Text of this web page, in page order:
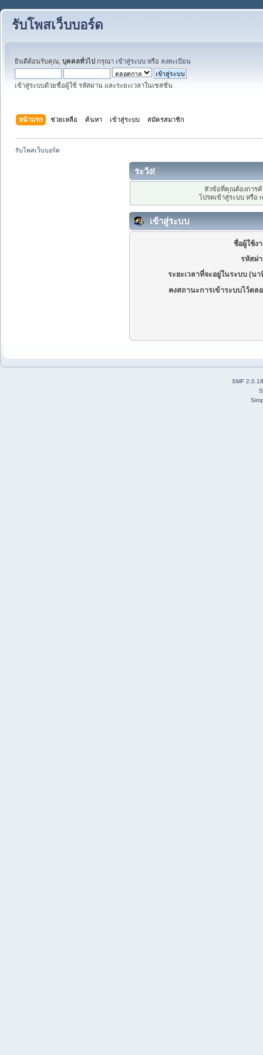
รับโพสเว็บบอร์ด
ยินดีต้อนรับคุณ, บุคคลทั่วไป กรุณา เข้าสู่ระบบ หรือ ลงทะเบียน
เข้าสู่ระบบด้วยชื่อผู้ใช้ รหัสผ่าน และระยะเวลาในเซสชั่น
หน้าแรก ช่วยเหลือ ค้นหา เข้าสู่ระบบ สมัครสมาชิก
รับโพสเว็บบอร์ด
ระวัง!
หัวข้อที่คุณต้องการ
โปรดเข้าสู่ระบบ หรือ
เข้าสู่ระบบ
ชื่อผู้ใช้ง
รหัสผ่
ระยะเวลาที่จะอยู่ในระบบ (นา
คงสถานะการเข้าระบบไว้ตล
SMF 2.0.18